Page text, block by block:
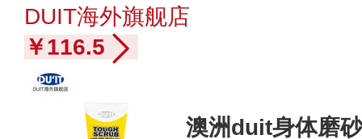
DUIT海外旗舰店
￥116.5
澳洲duit身体磨